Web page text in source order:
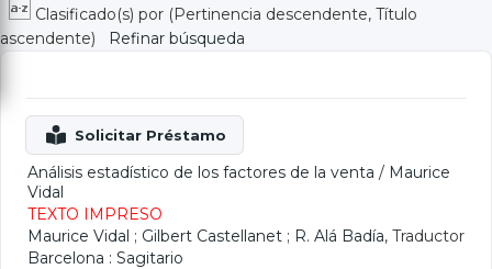
Clasificado(s) por (Pertinencia descendente, Título
ascendente)
Refinar búsqueda
Análisis estadístico de los factores de la venta / Maurice
Vidal
TEXTO IMPRESO
Maurice Vidal ; Gilbert Castellanet ; R. Alá Badía, Traductor
Barcelona : Sagitario